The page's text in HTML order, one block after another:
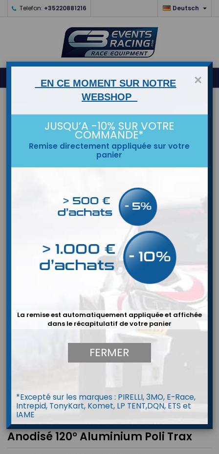
Telefon: +35220881216 Deutsch 
 
Raccord Femelle Pivotant
Anodisé 120° Aluminium Poli Trax
×
EN CE MOMENT SUR NOTRE
WEBSHOP
JUSQU’A -10% SUR VOTRE
COMMANDE*
Remise directement appliquée sur votre
panier
La remise est automatiquement appliquée et affichée
dans le récapitulatif de votre panier
FERMER
*Excepté sur les marques : PIRELLI, 3MO, E-Race,
Intrepid, TonyKart, Komet, LP TENT,DQN, ETS et
IAME